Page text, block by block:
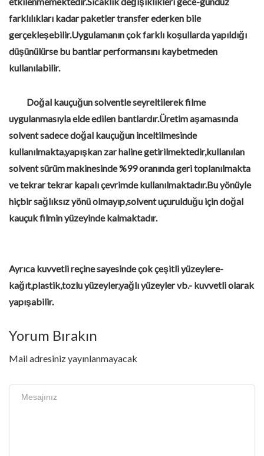
farklılıkları kadar paketler transfer ederken bile
gerçekleşebilir.Uygulamanın çok farklı koşullarda yapıldığı
düşünülürse bu bantlar performansını kaybetmeden
kullanılabilir.
Doğal kauçuğun solventle seyreltilerek filme
uygulanmasıyla elde edilen bantlardır.Üretim aşamasında
solvent sadece doğal kauçuğun inceltilmesinde
kullanılmakta,yapışkan zar haline getirilmektedir,kullanılan
solvent sürüm makinesinde %99 oranında geri toplanılmakta
ve tekrar tekrar kapalı çevrimde kullanılmaktadır.Bu yönüyle
hiçbir sağlıksız yönü olmayıp,solvent uçurulduğu için doğal
kauçuk filmin yüzeyinde kalmaktadır.
Ayrıca kuvvetli reçine sayesinde çok çeşitli yüzeylere-
kağıt,plastik,tozlu yüzeyler,yağlı yüzeyler vb.- kuvvetli olarak
yapışabilir.
Yorum Bırakın
Mail adresiniz yayınlanmayacak